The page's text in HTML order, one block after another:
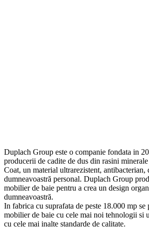
Duplach Group este o companie fondata in
producerii de cadite de dus din rasini
Coat, un material ultrarezistent, antibacterian,
dumneavoastră personal. Duplach Group
mobilier de baie pentru a crea un design
dumneavoastră.
In fabrica cu suprafata de peste 18.000 mp se
mobilier de baie cu cele mai noi tehnologii si
cu cele mai inalte standarde de calitate.